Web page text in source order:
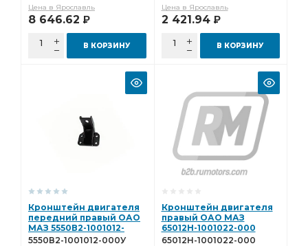
Цена в Ярославль
8 646.62 Р
В КОРЗИНУ
Цена в Ярославль
2 421.94 Р
В КОРЗИНУ
Кронштейн двигателя
передний правый ОАО
МАЗ 5550В2-1001012-
000У
5550В2-1001012-000У
Кронштейн двигателя
правый ОАО МАЗ
65012Н-1001022-000
65012Н-1001022-000